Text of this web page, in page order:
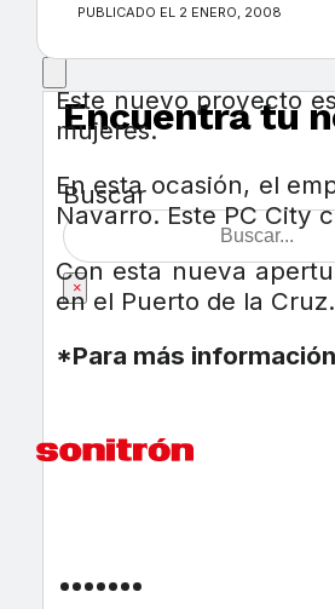
Encuentra tu
Buscar
×
PUBLICADO EL 2 ENERO, 2008
Este nuevo proyecto
mujeres.
En esta ocasión, el
Navarro. Este PC City
Con esta nueva
en el Puerto de la
*Para más